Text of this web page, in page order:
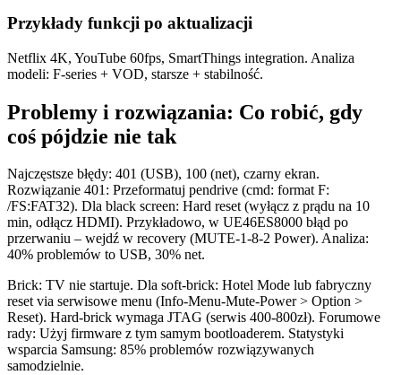
Przykłady funkcji po aktualizacji
Netflix 4K, YouTube 60fps, SmartThings integration. Analiza
modeli: F-series + VOD, starsze + stabilność.
Problemy i rozwiązania: Co robić, gdy
coś pójdzie nie tak
Najczęstsze błędy: 401 (USB), 100 (net), czarny ekran.
Rozwiązanie 401: Przeformatuj pendrive (cmd: format F:
/FS:FAT32). Dla black screen: Hard reset (wyłącz z prądu na 10
min, odłącz HDMI). Przykładowo, w UE46ES8000 błąd po
przerwaniu – wejdź w recovery (MUTE-1-8-2 Power). Analiza:
40% problemów to USB, 30% net.
Brick: TV nie startuje. Dla soft-brick: Hotel Mode lub fabryczny
reset via serwisowe menu (Info-Menu-Mute-Power > Option >
Reset). Hard-brick wymaga JTAG (serwis 400-800zł). Forumowe
rady: Użyj firmware z tym samym bootloaderem. Statystyki
wsparcia Samsung: 85% problemów rozwiązywanych
samodzielnie.